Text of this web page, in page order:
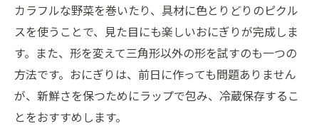
カラフルな野菜を巻いたり、具材に色とりどりのピクル
スを使うことで、見た目にも楽しいおにぎりが完成しま
す。また、形を変えて三角形以外の形を試すのも一つの
方法です。おにぎりは、前日に作っても問題ありません
が、新鮮さを保つためにラップで包み、冷蔵保存するこ
とをおすすめします。